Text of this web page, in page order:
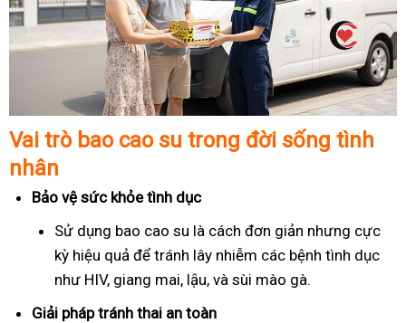
Vai trò bao cao su trong đời sống tình
nhân
Bảo vệ sức khỏe tình dục
Sử dụng bao cao su là cách đơn giản nhưng cực
kỳ hiệu quả để tránh lây nhiễm các bệnh tình dục
như HIV, giang mai, lậu, và sùi mào gà.
Giải pháp tránh thai an toàn